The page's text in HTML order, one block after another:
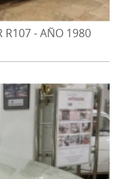
R107 - AÑO 1980